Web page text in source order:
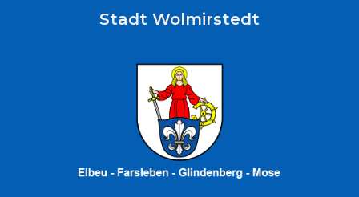
Stadt Wolmirstedt